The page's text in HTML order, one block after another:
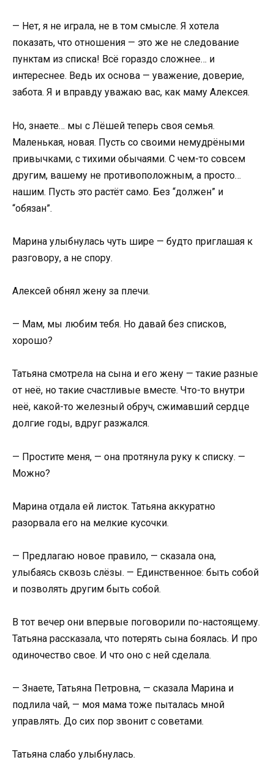
— Нет, я не играла, не в том смысле. Я хотела
показать, что отношения — это же не следование
пунктам из списка! Всё гораздо сложнее… и
интереснее. Ведь их основа — уважение, доверие,
забота. Я и вправду уважаю вас, как маму Алексея.
Но, знаете… мы с Лёшей теперь своя семья.
Маленькая, новая. Пусть со своими немудрёными
привычками, с тихими обычаями. С чем-то совсем
другим, вашему не противоположным, а просто…
нашим. Пусть это растёт само. Без “должен” и
“обязан”.
Марина улыбнулась чуть шире — будто приглашая к
разговору, а не спору.
Алексей обнял жену за плечи.
— Мам, мы любим тебя. Но давай без списков,
хорошо?
Татьяна смотрела на сына и его жену — такие разные
от неё, но такие счастливые вместе. Что-то внутри
неё, какой-то железный обруч, сжимавший сердце
долгие годы, вдруг разжался.
— Простите меня, — она протянула руку к списку. —
Можно?
Марина отдала ей листок. Татьяна аккуратно
разорвала его на мелкие кусочки.
— Предлагаю новое правило, — сказала она,
улыбаясь сквозь слёзы. — Единственное: быть собой
и позволять другим быть собой.
В тот вечер они впервые поговорили по-настоящему.
Татьяна рассказала, что потерять сына боялась. И про
одиночество свое. И что оно с ней сделала.
— Знаете, Татьяна Петровна, — сказала Марина и
подлила чай, — моя мама тоже пыталась мной
управлять. До сих пор звонит с советами.
Татьяна слабо улыбнулась.